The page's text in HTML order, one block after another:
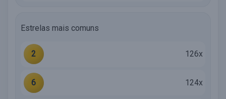
Estrelas mais comuns
2 126x
6 124x